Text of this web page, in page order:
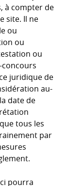
à compter de
site. Il ne
ou
ou
ou
juridique de
au-
date de
tous les
par
pourra